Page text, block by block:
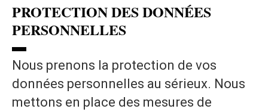
PROTECTION DES DONNÉES
PERSONNELLES
▬
Nous prenons la protection de vos
données personnelles au sérieux. Nous
mettons en place des mesures de